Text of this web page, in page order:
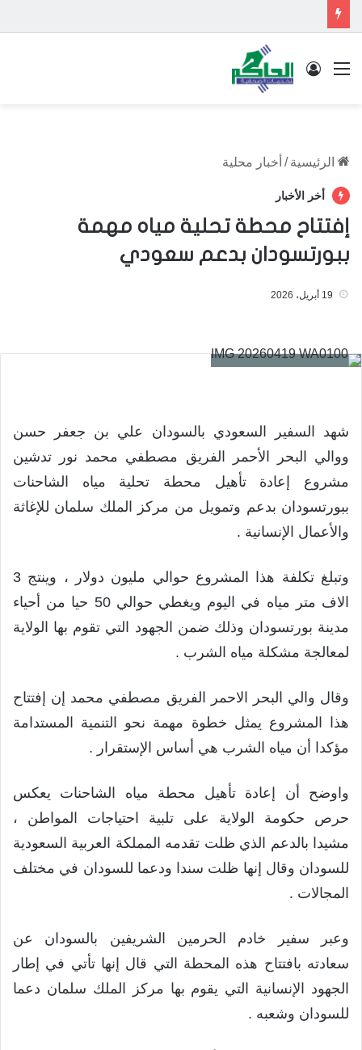
القائمة تسجيل الدخول
الرئيسية / أخبار محلية
أخر الأخبار
إفتتاح محطة تحلية مياه مهمة
ببورتسودان بدعم سعودي
19 أبريل، 2026
شهد السفير السعودي بالسودان علي بن جعفر حسن
ووالي البحر الأحمر الفريق مصطفي محمد نور تدشين
مشروع إعادة تأهيل محطة تحلية مياه الشاحنات
ببورتسودان بدعم وتمويل من مركز الملك سلمان للإغاثة
والأعمال الإنسانية .
وتبلغ تكلفة هذا المشروع حوالي مليون دولار ، وينتج 3
الاف متر مياه في اليوم ويغطي حوالي 50 حيا من أحياء
مدينة بورتسودان وذلك ضمن الجهود التي تقوم بها الولاية
لمعالجة مشكلة مياه الشرب .
وقال والي البحر الاحمر الفريق مصطفي محمد إن إفتتاح
هذا المشروع يمثل خطوة مهمة نحو التنمية المستدامة
مؤكدا أن مياه الشرب هي أساس الإستقرار .
واوضح أن إعادة تأهيل محطة مياه الشاحنات يعكس
حرص حكومة الولاية على تلبية احتياجات المواطن ،
مشيدا بالدعم الذي ظلت تقدمه المملكة العربية السعودية
للسودان وقال إنها ظلت سندا ودعما للسودان في مختلف
المجالات .
وعبر سفير خادم الحرمين الشريفين بالسودان عن
سعادته بافتتاح هذه المحطة التي قال إنها تأتي في إطار
الجهود الإنسانية التي يقوم بها مركز الملك سلمان دعما
للسودان وشعبه .